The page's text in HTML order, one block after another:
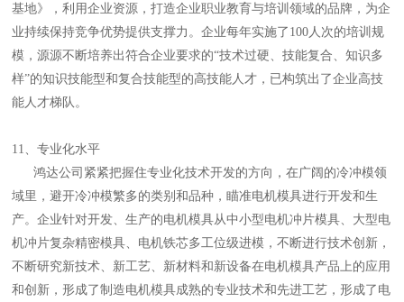
基地》，利用企业资源，打造企业职业教育与培训领域的品牌，为企
业持续保持竞争优势提供支撑力。企业每年实施了100人次的培训规
模，源源不断培养出符合企业要求的“技术过硬、技能复合、知识多
样”的知识技能型和复合技能型的高技能人才，已构筑出了企业高技
能人才梯队。
11、专业化水平
鸿达公司紧紧把握住专业化技术开发的方向，在广阔的冷冲模领
域里，避开冷冲模繁多的类别和品种，瞄准电机模具进行开发和生
产。企业针对开发、生产的电机模具从中小型电机冲片模具、大型电
机冲片复杂精密模具、电机铁芯多工位级进模，不断进行技术创新，
不断研究新技术、新工艺、新材料和新设备在电机模具产品上的应用
和创新，形成了制造电机模具成熟的专业技术和先进工艺，形成了电